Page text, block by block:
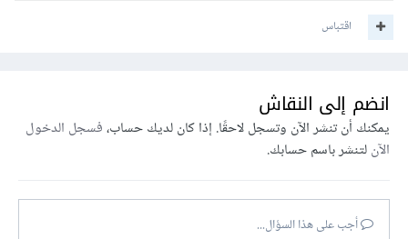
اقتباس
انضم إلى النقاش
يمكنك أن تنشر الآن وتسجل لاحقًا. إذا كان لديك حساب،فسجل الدخول
الآنلتنشر باسم حسابك.
أجب على هذا السؤال...